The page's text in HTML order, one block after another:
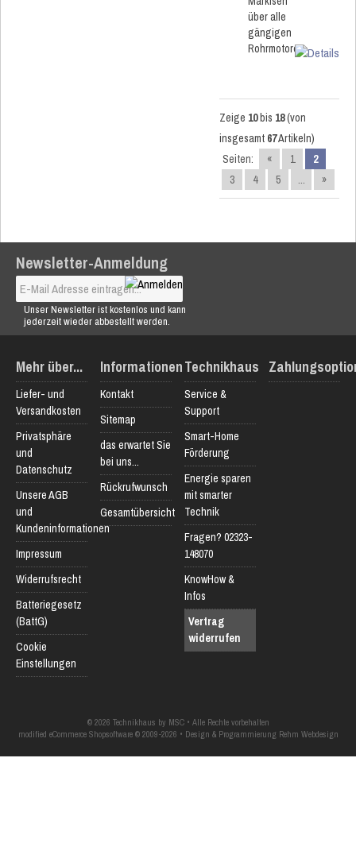
über alle
gängigen
Rohrmotoren.
Zeige 10bis 18(von
insgesamt 67Artikeln)
Seiten:
« 1
2
3
4 5 ... »
Newsletter-Anmeldung
Unser Newsletter ist kostenlos und kann
jederzeit wieder abbestellt werden.
Mehr über...
Liefer- und
Versandkosten
Privatsphäre
und
Datenschutz
Unsere AGB
und
Kundeninformationen
Impressum
Widerrufsrecht
Batteriegesetz
(BattG)
Cookie
Einstellungen
Informationen
Kontakt
Sitemap
das erwartet Sie
bei uns...
Rückrufwunsch
Gesamtübersicht
Technikhaus
Service &
Support
Smart-Home
Förderung
Energie sparen
mit smarter
Technik
Fragen? 02323-
148070
KnowHow &
Infos
Vertrag
widerrufen
© 2026 Technikhaus by MSC • Alle Rechte vorbehalten
modified eCommerce Shopsoftware © 2009-2026 • Design & Programmierung Rehm Webdesign